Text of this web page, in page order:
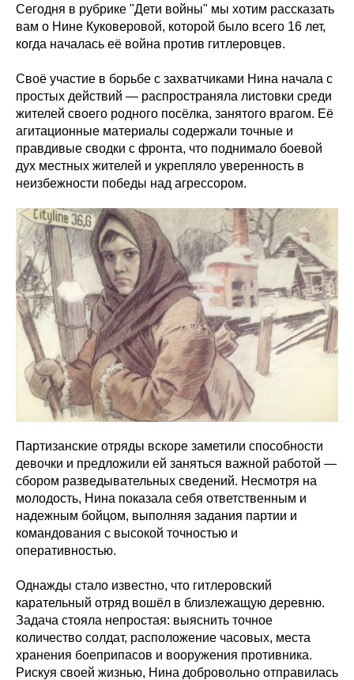
Сегодня в рубрике "Дети войны" мы хотим рассказать
вам о Нине Куковеровой, которой было всего 16 лет,
когда началась её война против гитлеровцев.
Своё участие в борьбе с захватчиками Нина начала с
простых действий — распространяла листовки среди
жителей своего родного посёлка, занятого врагом. Её
агитационные материалы содержали точные и
правдивые сводки с фронта, что поднимало боевой
дух местных жителей и укрепляло уверенность в
неизбежности победы над агрессором.
Партизанские отряды вскоре заметили способности
девочки и предложили ей заняться важной работой —
сбором разведывательных сведений. Несмотря на
молодость, Нина показала себя ответственным и
надежным бойцом, выполняя задания партии и
командования с высокой точностью и
оперативностью.
Однажды стало известно, что гитлеровский
карательный отряд вошёл в близлежащую деревню.
Задача стояла непростая: выяснить точное
количество солдат, расположение часовых, места
хранения боеприпасов и вооружения противника.
Рискуя своей жизнью, Нина добровольно отправилась